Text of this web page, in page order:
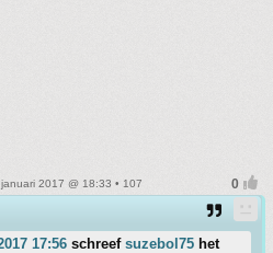
2017 @ 18:33 • 107
17:56 schreef suzebol75 het